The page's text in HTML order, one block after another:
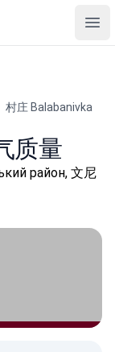
村庄 Balabanivka
质量
район, 文尼